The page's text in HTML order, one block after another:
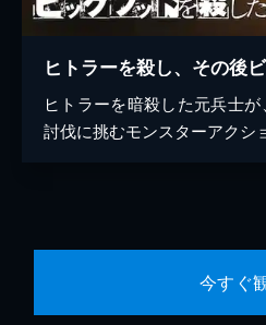
ヒトラーを暗殺した元兵士
討伐に挑むモンスターアクシ
今すぐ